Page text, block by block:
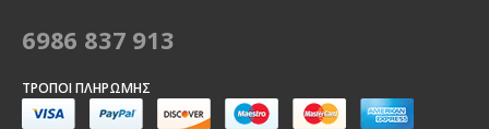
6986 837 913
ΤΡΌΠΟΙ ΠΛΗΡΩΜΉΣ